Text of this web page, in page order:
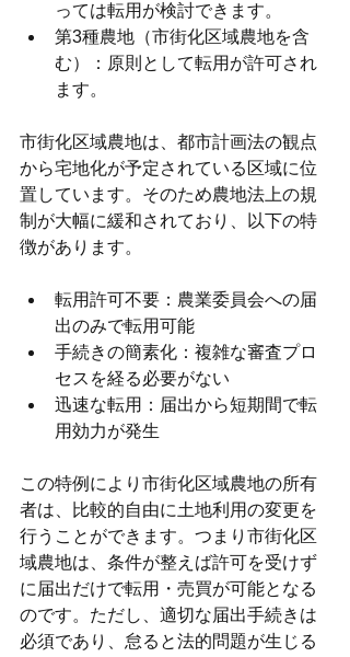
っては転用が検討できます。
第3種農地（市街化区域農地を含
む）：原則として転用が許可され
ます。
市街化区域農地は、都市計画法の観点
から宅地化が予定されている区域に位
置しています。そのため農地法上の規
制が大幅に緩和されており、以下の特
徴があります。
転用許可不要：農業委員会への届
出のみで転用可能
手続きの簡素化：複雑な審査プロ
セスを経る必要がない
迅速な転用：届出から短期間で転
用効力が発生
この特例により市街化区域農地の所有
者は、比較的自由に土地利用の変更を
行うことができます。つまり市街化区
域農地は、条件が整えば許可を受けず
に届出だけで転用・売買が可能となる
のです。ただし、適切な届出手続きは
必須であり、怠ると法的問題が生じる